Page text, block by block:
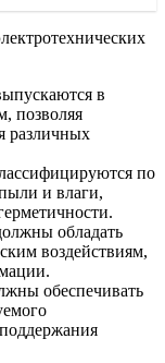
в
позволяя
различных
по
и влаги,
обладать
воздействиям,
обеспечивать